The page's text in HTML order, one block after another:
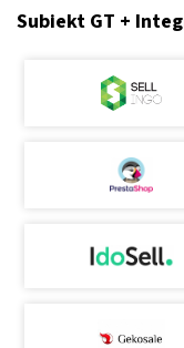
Subiekt GT +